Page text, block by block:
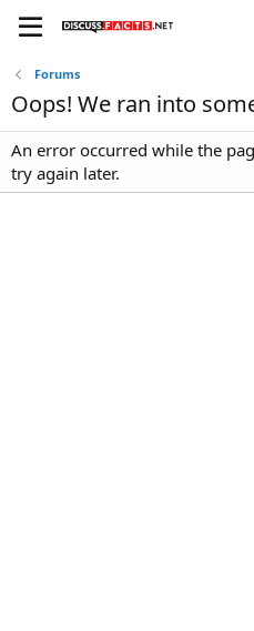
Forums
Oops! We ran into
An error occurred while the
try again later.